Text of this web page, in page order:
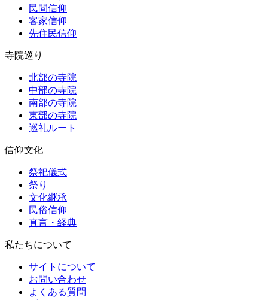
民間信仰
客家信仰
先住民信仰
寺院巡り
北部の寺院
中部の寺院
南部の寺院
東部の寺院
巡礼ルート
信仰文化
祭祀儀式
祭り
文化継承
民俗信仰
真言・経典
私たちについて
サイトについて
お問い合わせ
よくある質問